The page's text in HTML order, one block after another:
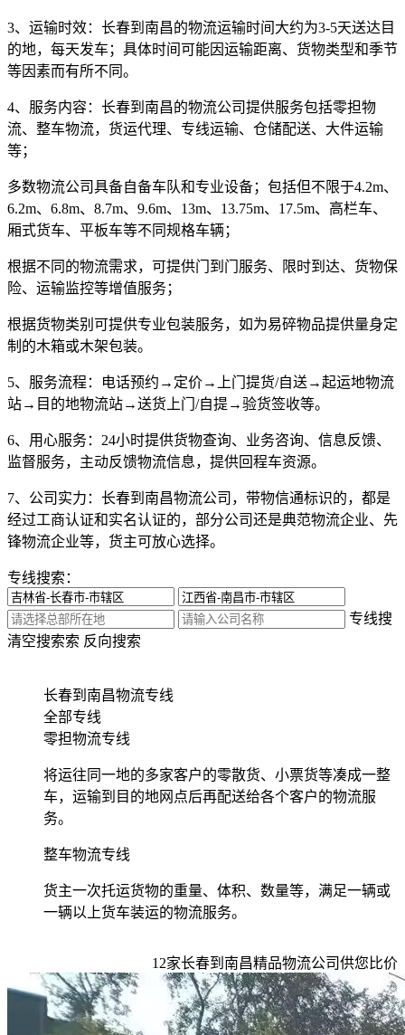
3、运输时效： 长春到南昌的物流运输时间大约为3-5天送达目
的地，每天发车；具体时间可能因运输距离、货物类型和季节
等因素而有所不同。
4、服务内容： 长春到南昌的物流公司提供服务包括零担物
流、整车物流，货运代理、专线运输、仓储配送、大件运输
等；
多数物流公司具备自备车队和专业设备；包括但不限于4.2m、
6.2m、6.8m、8.7m、9.6m、13m、13.75m、17.5m、高栏车、
厢式货车、平板车等不同规格车辆；
根据不同的物流需求，可提供门到门服务、限时到达、货物保
险、运输监控等增值服务；
根据货物类别可提供专业包装服务，如为易碎物品提供量身定
制的木箱或木架包装。
5、服务流程：
电话预约→定价→上门提货/自送→起运地物流
站→目的地物流站→送货上门/自提→验货签收等。
6、用心服务： 24小时提供货物查询、业务咨询、信息反馈、
监督服务，主动反馈物流信息，提供回程车资源。
7、公司实力： 长春到南昌物流公司，带物信通标识的，都是
经过工商认证和实名认证的，部分公司还是典范物流企业、先
锋物流企业等，货主可放心选择。
专线搜索：
专线搜
索 反向搜索
清空搜索
长春到南昌物流专线
全部专线
零担物流专线
将运往同一地的多家客户的零散货、小票货等凑成一整
车，运输到目的地网点后再配送给各个客户的物流服
务。
整车物流专线
货主一次托运货物的重量、体积、数量等，满足一辆或
一辆以上货车装运的物流服务。
12家长春到南昌精品物流公司供您比价